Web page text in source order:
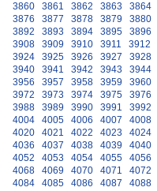
3860
3861 3862 3863 3864
3876
3877 3878 3879 3880
3892
3893 3894 3895 3896
3908
3909 3910 3911 3912
3924
3925 3926 3927 3928
3940
3941 3942 3943 3944
3956
3957 3958 3959 3960
3972
3973 3974 3975 3976
3988
3989 3990 3991 3992
4004
4005 4006 4007 4008
4020
4021 4022 4023 4024
4036
4037 4038 4039 4040
4052
4053 4054 4055 4056
4068
4069 4070 4071 4072
4084
4085 4086 4087 4088